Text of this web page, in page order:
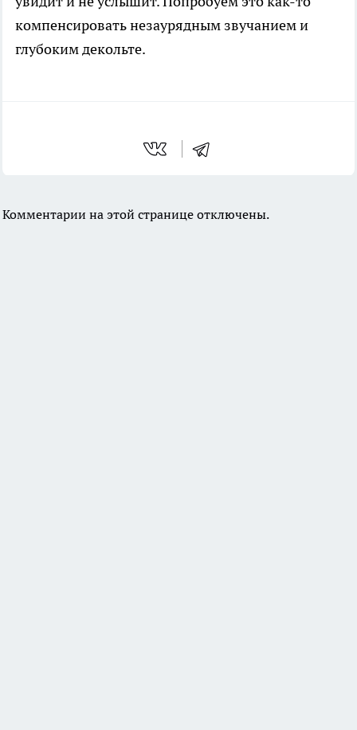
компенсировать незаурядным звучанием и
глубоким декольте.
Комментарии на этой странице отключены.